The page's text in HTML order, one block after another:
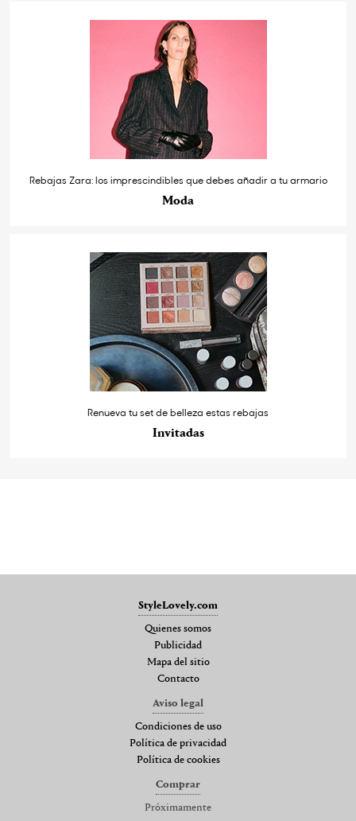
Rebajas Zara: los imprescindibles que debes añadir a tu armario
Moda
Renueva tu set de belleza estas rebajas
Invitadas
StyleLovely.com
Quienes somos
Publicidad
Mapa del sitio
Contacto
Aviso legal
Condiciones de uso
Política de privacidad
Política de cookies
Comprar
Próximamente